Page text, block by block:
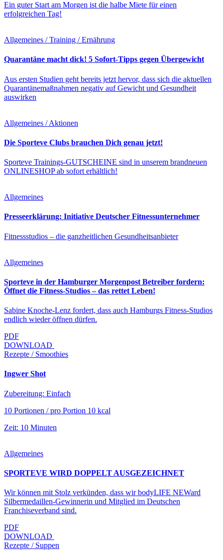
Ein guter Start am Morgen ist die halbe Miete für einen
erfolgreichen Tag!
Allgemeines / Training / Ernährung
Quarantäne macht dick! 5 Sofort-Tipps gegen Übergewicht
Aus ersten Studien geht bereits jetzt hervor, dass sich die aktuellen
Quarantänemaßnahmen negativ auf Gewicht und Gesundheit
auswirken
Allgemeines / Aktionen
Die Sporteve Clubs brauchen Dich genau jetzt!
Sporteve Trainings-GUTSCHEINE sind in unserem brandneuen
ONLINESHOP ab sofort erhältlich!
Allgemeines
Presseerklärung: Initiative Deutscher Fitnessunternehmer
Fitnessstudios – die ganzheitlichen Gesundheitsanbieter
Allgemeines
Sporteve in der Hamburger Morgenpost Betreiber fordern:
Öffnet die Fitness-Studios – das rettet Leben!
Sabine Knoche-Lenz fordert, dass auch Hamburgs Fitness-Studios
endlich wieder öffnen dürfen.
PDF
DOWNLOAD
Rezepte / Smoothies
Ingwer Shot
Zubereitung: Einfach
10 Portionen / pro Portion 10 kcal
Zeit: 10 Minuten
Allgemeines
SPORTEVE WIRD DOPPELT AUSGEZEICHNET
Wir können mit Stolz verkünden, dass wir bodyLIFE NEWard
Silbermedaillen-Gewinnerin und Mitglied im Deutschen
Franchiseverband sind.
PDF
DOWNLOAD
Rezepte / Suppen